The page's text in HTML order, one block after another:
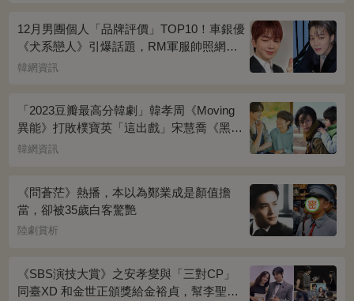
12月男團個人「品牌評價」TOP10！車銀優
《犬系戀人》引爆話題，RM軍服帥照網瘋
傳
韓網資訊
「2023豆瓣最高分韓劇」韓孝周《Moving
異能》打敗樸寶英「這出戲」宋慧喬《黑暗
榮耀》奪冠
韓網資訊
《問蒼茫》熱播，本以為鄭業成是顏值擔
當，卻被35歲白客驚艷
陸劇賞析
《SBS演技大賞》之安孝燮與「三對CP」
同臺XD 和金世正頒獎給金裕貞，幫李聖經